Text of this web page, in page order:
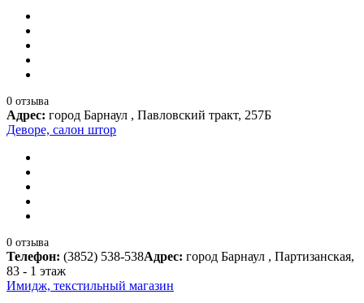
0 отзыва
Адрес: город Барнаул , Павловский тракт, 257Б
Деворе, салон штор
0 отзыва
Телефон: (3852) 538-538Адрес: город Барнаул , Партизанская,
83 - 1 этаж
Имидж, текстильный магазин